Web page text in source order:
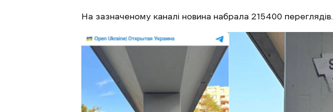
На зазначеному каналі новина набрала 215400 переглядів.